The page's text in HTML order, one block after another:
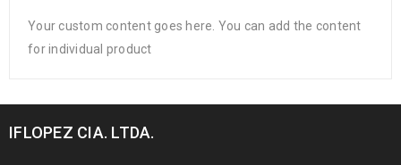
Your custom content goes here. You can add the content
for individual product
IFLOPEZ CIA. LTDA.